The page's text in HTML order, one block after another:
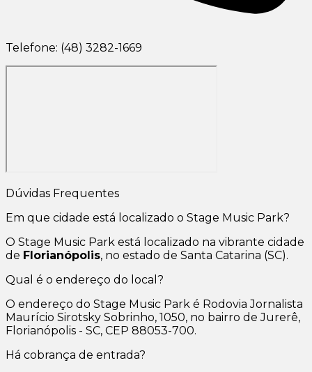
Telefone: (48) 3282-1669
Dúvidas Frequentes
Em que cidade está localizado o Stage Music Park?
O Stage Music Park está localizado na vibrante cidade
de Florianópolis, no estado de Santa Catarina (SC).
Qual é o endereço do local?
O endereço do Stage Music Park é Rodovia Jornalista
Maurício Sirotsky Sobrinho, 1050, no bairro de Jurerê,
Florianópolis - SC, CEP 88053-700.
Há cobrança de entrada?